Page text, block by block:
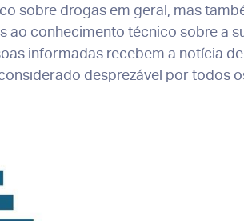
sobre drogas em geral, mas
ao conhecimento técnico sobre a
informadas recebem a notícia
desprezável por todos